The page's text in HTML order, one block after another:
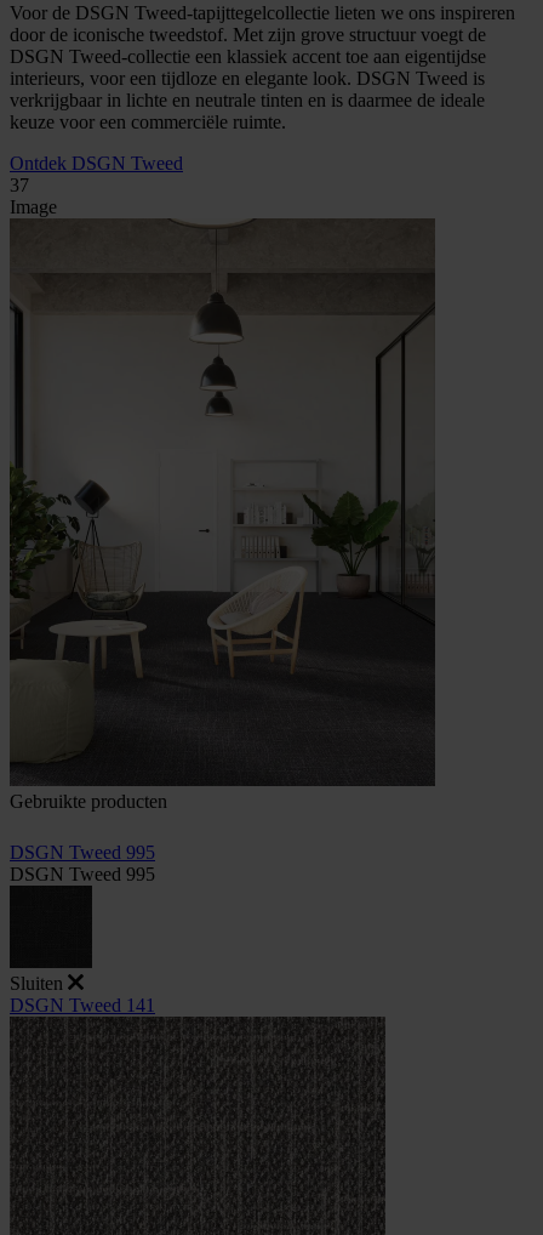
Voor de DSGN Tweed-tapijttegelcollectie lieten we ons inspireren
door de iconische tweedstof. Met zijn grove structuur voegt de
DSGN Tweed-collectie een klassiek accent toe aan eigentijdse
interieurs, voor een tijdloze en elegante look. DSGN Tweed is
verkrijgbaar in lichte en neutrale tinten en is daarmee de ideale
keuze voor een commerciële ruimte.
Ontdek DSGN Tweed
37
Image
Gebruikte producten
DSGN Tweed 995
DSGN Tweed 995
Sluiten
DSGN Tweed 141